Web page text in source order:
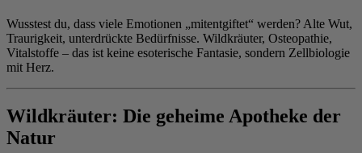
Wusstest du, dass viele Emotionen „mitentgiftet“ werden? Alte Wut,
Traurigkeit, unterdrückte Bedürfnisse. Wildkräuter, Osteopathie,
Vitalstoffe – das ist keine esoterische Fantasie, sondern Zellbiologie
mit Herz.
Wildkräuter: Die geheime Apotheke der
Natur